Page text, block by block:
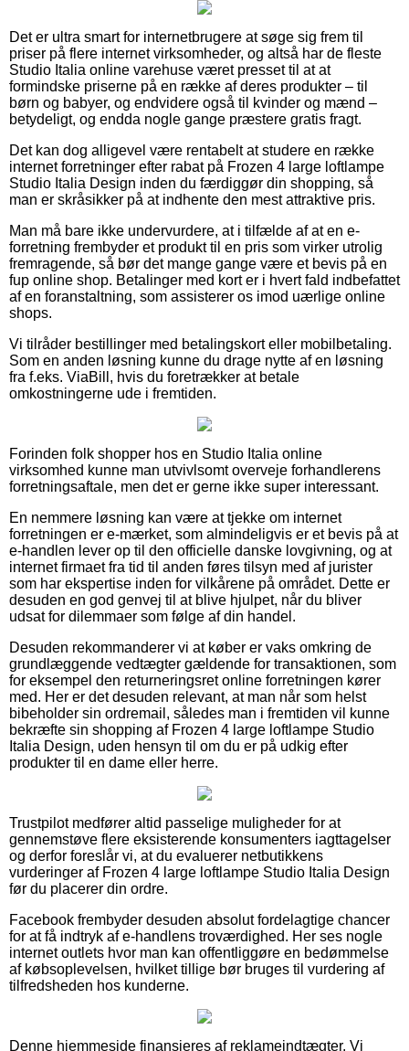
Det er ultra smart for internetbrugere at søge sig frem til
priser på flere internet virksomheder, og altså har de fleste
Studio Italia online varehuse været presset til at at
formindske priserne på en række af deres produkter – til
børn og babyer, og endvidere også til kvinder og mænd –
betydeligt, og endda nogle gange præstere gratis fragt.
Det kan dog alligevel være rentabelt at studere en række
internet forretninger efter rabat på Frozen 4 large loftlampe
Studio Italia Design inden du færdiggør din shopping, så
man er skråsikker på at indhente den mest attraktive pris.
Man må bare ikke undervurdere, at i tilfælde af at en e-
forretning frembyder et produkt til en pris som virker utrolig
fremragende, så bør det mange gange være et bevis på en
fup online shop. Betalinger med kort er i hvert fald indbefattet
af en foranstaltning, som assisterer os imod uærlige online
shops.
Vi tilråder bestillinger med betalingskort eller mobilbetaling.
Som en anden løsning kunne du drage nytte af en løsning
fra f.eks. ViaBill, hvis du foretrækker at betale
omkostningerne ude i fremtiden.
Forinden folk shopper hos en Studio Italia online
virksomhed kunne man utvivlsomt overveje forhandlerens
forretningsaftale, men det er gerne ikke super interessant.
En nemmere løsning kan være at tjekke om internet
forretningen er e-mærket, som almindeligvis er et bevis på at
e-handlen lever op til den officielle danske lovgivning, og at
internet firmaet fra tid til anden føres tilsyn med af jurister
som har ekspertise inden for vilkårene på området. Dette er
desuden en god genvej til at blive hjulpet, når du bliver
udsat for dilemmaer som følge af din handel.
Desuden rekommanderer vi at køber er vaks omkring de
grundlæggende vedtægter gældende for transaktionen, som
for eksempel den returneringsret online forretningen kører
med. Her er det desuden relevant, at man når som helst
bibeholder sin ordremail, således man i fremtiden vil kunne
bekræfte sin shopping af Frozen 4 large loftlampe Studio
Italia Design, uden hensyn til om du er på udkig efter
produkter til en dame eller herre.
Trustpilot medfører altid passelige muligheder for at
gennemstøve flere eksisterende konsumenters iagttagelser
og derfor foreslår vi, at du evaluerer netbutikkens
vurderinger af Frozen 4 large loftlampe Studio Italia Design
før du placerer din ordre.
Facebook frembyder desuden absolut fordelagtige chancer
for at få indtryk af e-handlens troværdighed. Her ses nogle
internet outlets hvor man kan offentliggøre en bedømmelse
af købsoplevelsen, hvilket tillige bør bruges til vurdering af
tilfredsheden hos kunderne.
Denne hjemmeside finansieres af reklameindtægter. Vi